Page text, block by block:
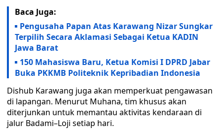
Baca Juga:
Pengusaha Papan Atas Karawang Nizar Sungkar
Terpilih Secara Aklamasi Sebagai Ketua KADIN
Jawa Barat
150 Mahasiswa Baru, Ketua Komisi I DPRD Jabar
Buka PKKMB Politeknik Kepribadian Indonesia
Dishub Karawang juga akan memperkuat pengawasan
di lapangan. Menurut Muhana, tim khusus akan
diterjunkan untuk memantau aktivitas kendaraan di
jalur Badami–Loji setiap hari.